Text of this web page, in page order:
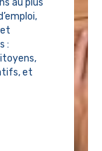
au plus
:
et